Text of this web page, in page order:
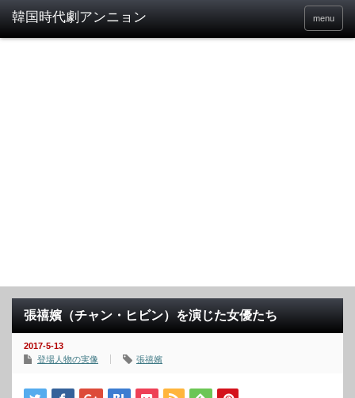
menu
張禧嬪（チャン・ヒビン）を演じた女優たち
2017-5-13
登場人物の実像
張禧嬪